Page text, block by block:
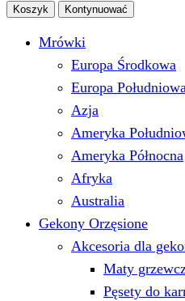
Koszyk Kontynuować
Mrówki
Europa Środkowa
Europa
Azja
Ameryka
Ameryka Północna
Afryka
Australia
Gekony Orzęsione
Akcesoria dla
Maty
Pęsety do